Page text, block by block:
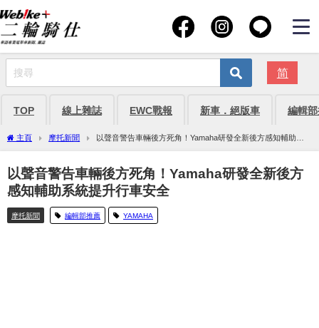
简
TOP 線上雜誌 EWC戰報 新車．絕版車 編輯
主頁 摩托新聞
以聲音警告車輛後方死角！Yamaha研發全新後方感知輔助系
統提升行車安全
以聲音警告車輛後方死角！Yamaha研發全新後方
感知輔助系統提升行車安全
摩托新聞 編輯部推薦 YAMAHA